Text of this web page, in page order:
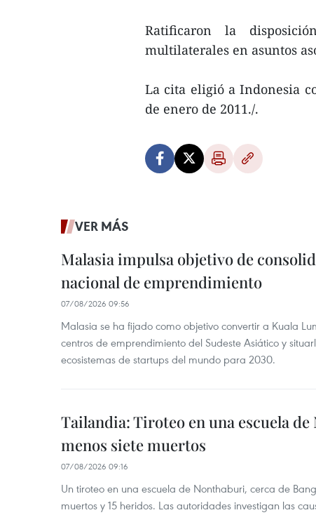
Ratificaron la
multilaterales en asuntos
La cita eligió a Indonesia
de enero de 2011./.
VER MÁS
Malasia impulsa objetivo de
nacional de emprendimiento
07/08/2026 09:56
Malasia se ha fijado como objetivo convertir a Kuala
centros de emprendimiento del Sudeste Asiático y
ecosistemas de startups del mundo para 2030.
Tailandia: Tiroteo en una escuela
menos siete muertos
07/08/2026 09:16
Un tiroteo en una escuela de Nonthaburi, cerca de
muertos y 15 heridos. Las autoridades investigan las